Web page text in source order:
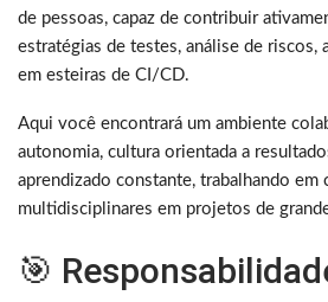
de pessoas, capaz de contribuir
estratégias de testes, análise de riscos,
em esteiras de CI/CD.
Aqui você encontrará um ambiente
autonomia, cultura orientada a
aprendizado constante, trabalhando
multidisciplinares em projetos de
🎯